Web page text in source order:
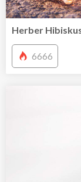
Herber
6666